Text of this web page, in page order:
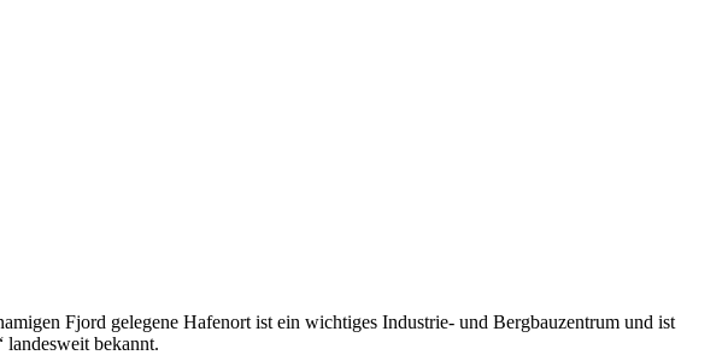
Fjord gelegene Hafenort ist ein wichtiges Industrie- und Bergbauzentrum und ist
landesweit bekannt.